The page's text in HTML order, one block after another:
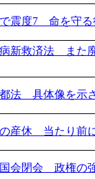
震度7 命を守る
新救済法 また
法 具体像を示
産休 当たり前
会閉会 政権の